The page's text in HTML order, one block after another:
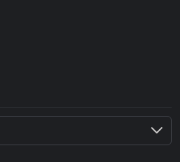
Games?
Connect?